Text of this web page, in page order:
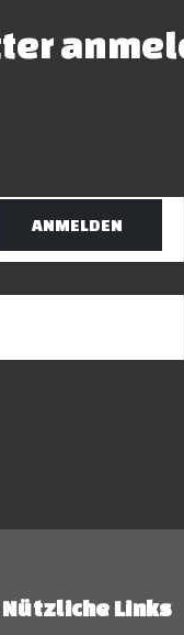
ANMELDEN
Nützliche Links